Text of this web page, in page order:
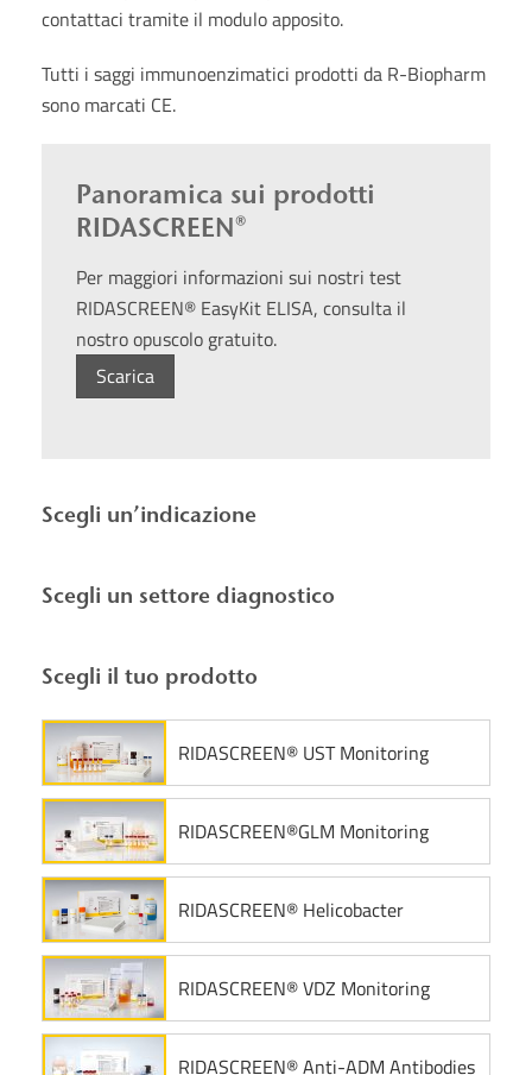
contattaci tramite il modulo apposito.
Tutti i saggi immunoenzimatici prodotti da R-Biopharm
sono marcati CE.
Panoramica sui prodotti
RIDASCREEN®
Per maggiori informazioni sui nostri test
RIDASCREEN® EasyKit ELISA, consulta il
nostro opuscolo gratuito.
Scarica
Scegli un’indicazione
Scegli un settore diagnostico
Scegli il tuo prodotto
RIDASCREEN® UST Monitoring
RIDASCREEN®GLM Monitoring
RIDASCREEN® Helicobacter
RIDASCREEN® VDZ Monitoring
RIDASCREEN® Anti-ADM Antibodies